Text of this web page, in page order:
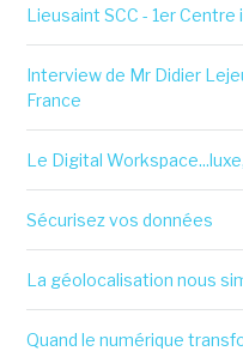
Lieusaint SCC - 1er
Interview de Mr Didier
France
Le Digital
Sécurisez vos données
La géolocalisation nous
Quand le numérique